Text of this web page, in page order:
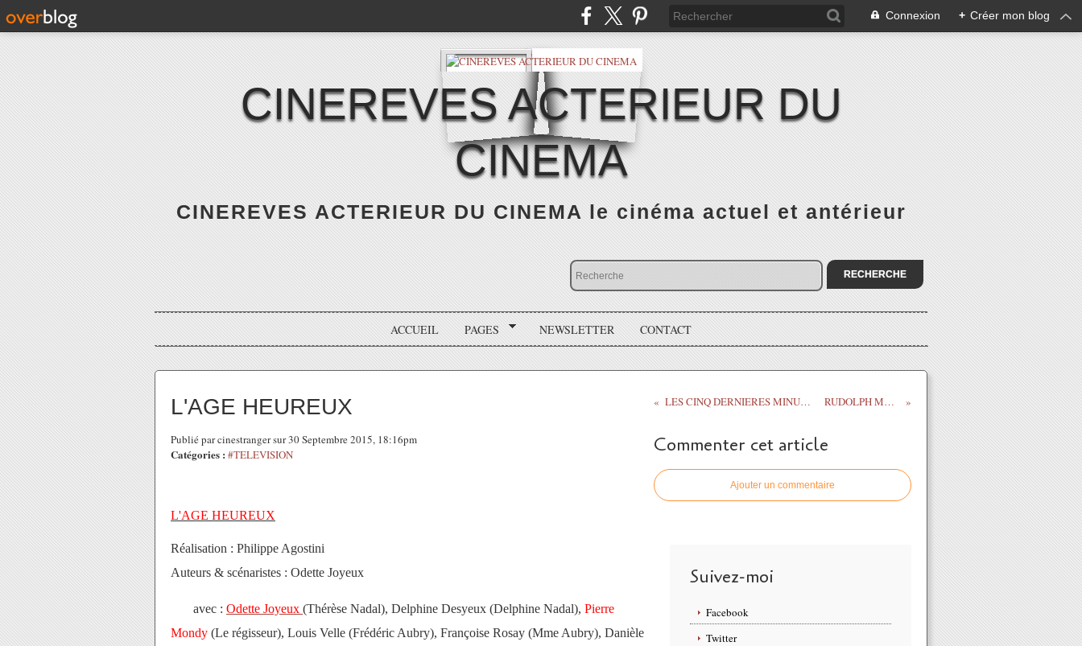
Connexion + Créer mon blog
CINEREVES ACTERIEUR DU
CINEMA
CINEREVES ACTERIEUR DU CINEMA le cinéma actuel et antérieur
ACCUEIL PAGES NEWSLETTER CONTACT
L'AGE HEUREUX
Publié par cinestranger sur 30 Septembre 2015, 18:16pm
Catégories : #TELEVISION
L'AGE HEUREUX
Réalisation : Philippe Agostini
Auteurs & scénaristes : Odette Joyeux
avec : Odette Joyeux (Thérèse Nadal), Delphine Desyeux (Delphine Nadal), Pierre
Mondy (Le régisseur), Louis Velle (Frédéric Aubry), Françoise Rosay (Mme Aubry), Danièle
LES CINQ DERNIERES MINUTES RUDOLPH MATE
Commenter cet article
Ajouter un commentaire
Suivez-moi
Facebook
Twitter